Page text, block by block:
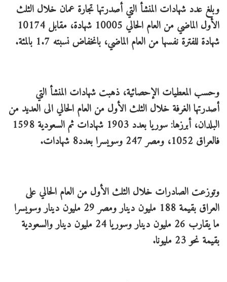
وبلغ عدد شهادات المنشأ التي أصدرتها تجارة عمان خلال الثلث
الأول الماضي من العام الحالي 10005 شهادة، مقابل 10174
شهادة للفترة نفسها من العام الماضي، بانخفاض نسبته 1.7 بالمئة.
وحسب المعطيات الإحصائية، ذهبت شهادات المنشأ التي
أصدرتها الغرفة خلال الثلث الأول من العام الحالي الى العديد من
البلدان، أبرزها: سوريا بعدد 1903 شهادات ثم السعودية 1598
فالعراق 1052، ومصر 247 وسويسرا بعدد8 شهادات.
وتوزعت الصادرات خلال الثلث الأول من العام الحالي على
العراق بقيمة 188 مليون دينار ومصر 29 مليون دينار وسويسرا
ما يقارب 26 مليون دينار وسوريا 24 مليون دينار والسعودية
بقيمة نحو 23 مليونا.